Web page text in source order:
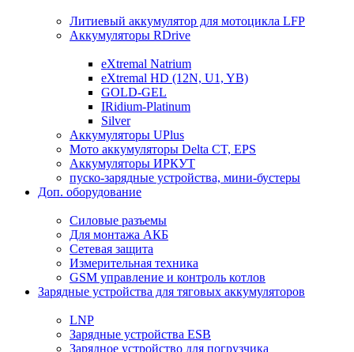
Литиевый аккумулятор для мотоцикла LFP
Аккумуляторы RDrive
eXtremal Natrium
eXtremal HD (12N, U1, YB)
GOLD-GEL
IRidium-Platinum
Silver
Аккумуляторы UPlus
Мото аккумуляторы Delta CT, EPS
Аккумуляторы ИРКУТ
пуско-зарядные устройства, мини-бустеры
Доп. оборудование
Силовые разъемы
Для монтажа АКБ
Сетевая защита
Измерительная техника
GSM управление и контроль котлов
Зарядные устройства для тяговых аккумуляторов
LNP
Зарядные устройства ESB
Зарядное устройство для погрузчика